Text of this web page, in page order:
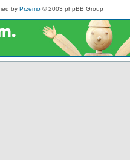
by Przemo © 2003 phpBB Group